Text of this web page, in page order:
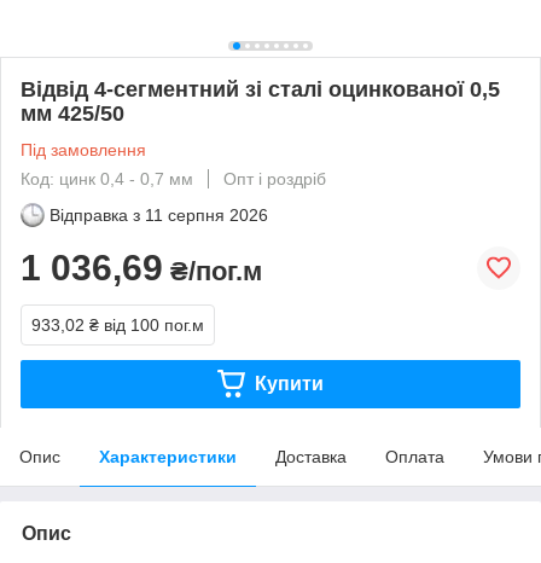
Відвід 4-сегментний зі сталі оцинкованої 0,5
мм 425/50
Під замовлення
Код: цинк 0,4 - 0,7 мм
Опт і роздріб
Відправка з 11 серпня 2026
1 036,69 ₴/пог.м
933,02 ₴ від 100 пог.м
Купити
Опис Характеристики Доставка Оплата Умови
Опис